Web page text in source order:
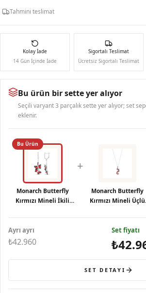
Tahmini teslimat
Kolay İade
14 Gün İçinde İade
Sigortalı Teslimat
Ücretsiz Sigortalı Teslimat
Bu ürün bir sette yer alıyor
Seçili varyant 3 parçalık sette yer alıyor; set
eklenir.
Bu Ürün
Monarch Butterfly
Kırmızı Mineli İkili
Taşlı Sallantı
+
Monarch Butterfly
Kırmızı Mineli Üçlü
Taşlı Gümüş Kol
Ayrı ayrı
₺42.960
Set fiyatı
SET DETAYI